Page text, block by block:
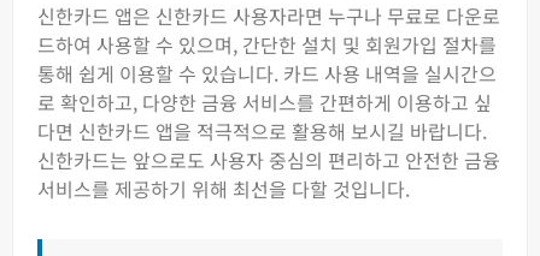
신한카드 앱은 신한카드 사용자라면 누구나 무료로 다운로
드하여 사용할 수 있으며, 간단한 설치 및 회원가입 절차를
통해 쉽게 이용할 수 있습니다. 카드 사용 내역을 실시간으
로 확인하고, 다양한 금융 서비스를 간편하게 이용하고 싶
다면 신한카드 앱을 적극적으로 활용해 보시길 바랍니다.
신한카드는 앞으로도 사용자 중심의 편리하고 안전한 금융
서비스를 제공하기 위해 최선을 다할 것입니다.